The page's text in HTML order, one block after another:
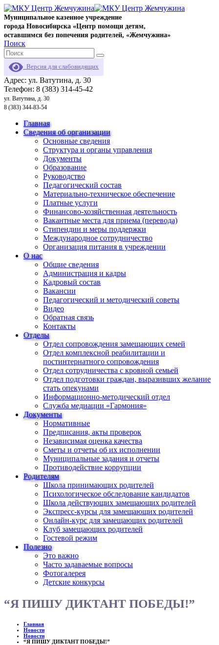
Муниципальное казенное учреждение
города Новосибирска «Центр помощи детям,
оставшимся без попечения родителей, «Жемчужина»
Поиск
Версия для слабовидящих
Адрес: ул. Ватутина, д. 30
Телефон: 8 (383) 314-45-42
ул. Ватутина, д. 30
8 (383) 344-83-54
Главная
Сведения об организации
Основные сведения
Структура и органы управления
Документы
Образование
Руководство
Педагогический состав
Материально-техническое обеспечение
Платные услуги
Финансово-хозяйственная деятельность
Вакантные места для приема (перевода)
Стипендии и меры поддержки
Международное сотрудничество
Организация питания в учреждении
О нас
Общие сведения
Администрация и кадры
Кадровый состав
Вакансии
Педагогический и методический советы
Видео
Обратная связь
Контакты
Отделы
Отдел сопровождения замещающих семей
Отдел комплексной реабилитации и
постинтернатного сопровождения
Отдел сотрудничества с кровной семьей
Отдел подготовки граждан, выразивших желание
стать опекунами
Информационно-методический отдел
Служба медиации «Гармония»
Документы
Нормативные
Предписания, акты проверок
Независимая оценка качества
Сметы и отчеты об их исполнении
Муниципальные задания и отчеты
Противодействие коррупции
Родителям
Школа принимающих родителей
Психологическое обследование кандидатов
Школа действующих замещающих родителей
Экспресс-курсы для замещающих родителей
Онлайн-курс для замещающих родителей
Клуб замещающих родителей
Гостевой режим
Полезно
Это важно
Часто задаваемые вопросы
Фотогалерея
Детские конкурсы
“Я ПИШУ ДИКТАНТ ПОБЕДЫ!”
Главная
Новости
Новости
“Я ПИШУ ДИКТАНТ ПОБЕДЫ!”